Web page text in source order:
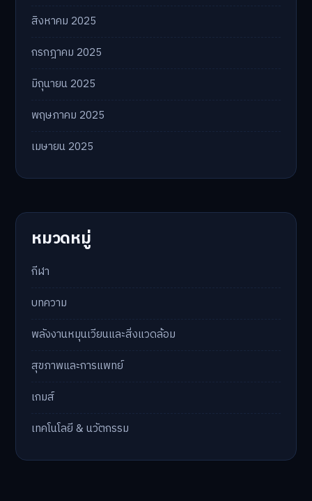
สิงหาคม 2025
กรกฎาคม 2025
มิถุนายน 2025
พฤษภาคม 2025
เมษายน 2025
หมวดหมู่
กีฬา
บทความ
พลังงานหมุนเวียนและสิ่งแวดล้อม
สุขภาพและการแพทย์
เกมส์
เทคโนโลยี & นวัตกรรม